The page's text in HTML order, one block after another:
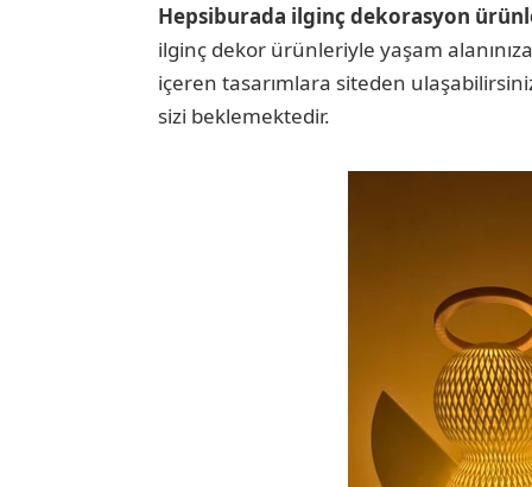
Hepsiburada ilginç dekorasyon
ilginç dekor ürünleriyle yaşam
içeren tasarımlara siteden
sizi beklemektedir.